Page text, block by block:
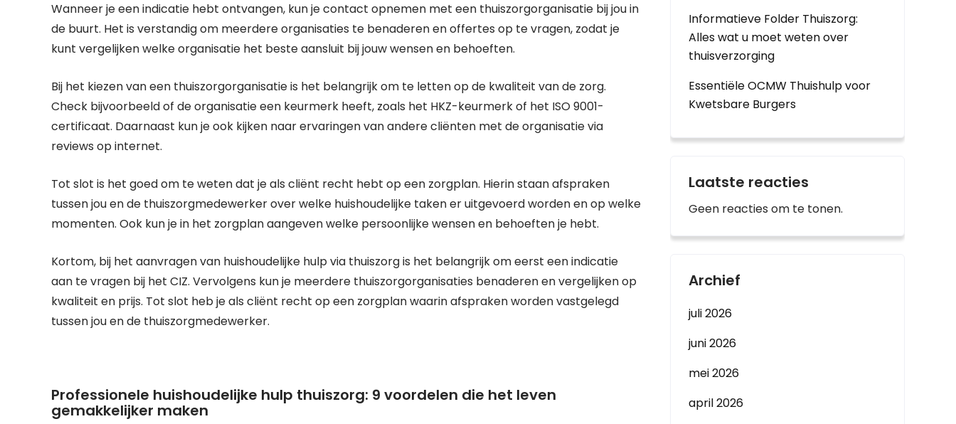
Wanneer je een indicatie hebt ontvangen, kun je contact opnemen met een thuiszorgorganisatie bij jou in
de buurt. Het is verstandig om meerdere organisaties te benaderen en offertes op te vragen, zodat je
kunt vergelijken welke organisatie het beste aansluit bij jouw wensen en behoeften.
Bij het kiezen van een thuiszorgorganisatie is het belangrijk om te letten op de kwaliteit van de zorg.
Check bijvoorbeeld of de organisatie een keurmerk heeft, zoals het HKZ-keurmerk of het ISO 9001-
certificaat. Daarnaast kun je ook kijken naar ervaringen van andere cliënten met de organisatie via
reviews op internet.
Tot slot is het goed om te weten dat je als cliënt recht hebt op een zorgplan. Hierin staan afspraken
tussen jou en de thuiszorgmedewerker over welke huishoudelijke taken er uitgevoerd worden en op welke
momenten. Ook kun je in het zorgplan aangeven welke persoonlijke wensen en behoeften je hebt.
Kortom, bij het aanvragen van huishoudelijke hulp via thuiszorg is het belangrijk om eerst een indicatie
aan te vragen bij het CIZ. Vervolgens kun je meerdere thuiszorgorganisaties benaderen en vergelijken op
kwaliteit en prijs. Tot slot heb je als cliënt recht op een zorgplan waarin afspraken worden vastgelegd
tussen jou en de thuiszorgmedewerker.
Professionele huishoudelijke hulp thuiszorg: 9 voordelen die het leven
gemakkelijker maken
Informatieve Folder Thuiszorg:
Alles wat u moet weten over
thuisverzorging
Essentiële OCMW Thuishulp voor
Kwetsbare Burgers
Laatste reacties
Geen reacties om te tonen.
Archief
juli 2026
juni 2026
mei 2026
april 2026